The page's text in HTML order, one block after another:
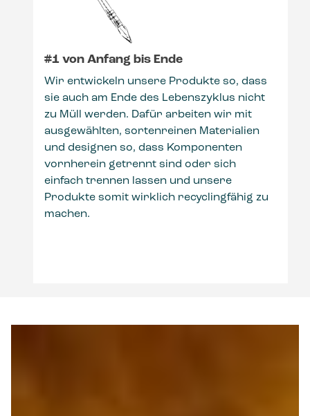
#1 von Anfang bis Ende
Wir entwickeln unsere Produkte so, dass
sie auch am Ende des Lebenszyklus nicht
zu Müll werden. Dafür arbeiten wir mit
ausgewählten, sortenreinen Materialien
und designen so, dass Komponenten
vornherein getrennt sind oder sich
einfach trennen lassen und unsere
Produkte somit wirklich recyclingfähig zu
machen.